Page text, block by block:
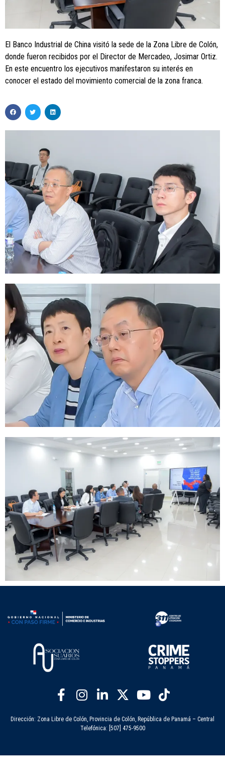
El Banco Industrial de China visitó la sede de la Zona Libre de Colón,
donde fueron recibidos por el Director de Mercadeo, Josimar Ortiz.
En este encuentro los ejecutivos manifestaron su interés en
conocer el estado del movimiento comercial de la zona franca.
Dirección: Zona Libre de Colón, Provincia de Colón, República de Panamá – Central
Telefónica: [507] 475-9500